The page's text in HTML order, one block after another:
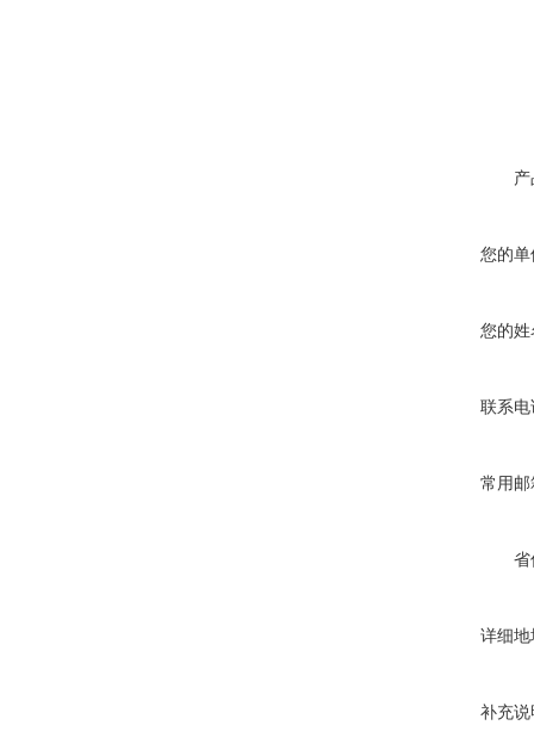
您的单
您的姓
联系电
常用邮
省
详细地
补充说